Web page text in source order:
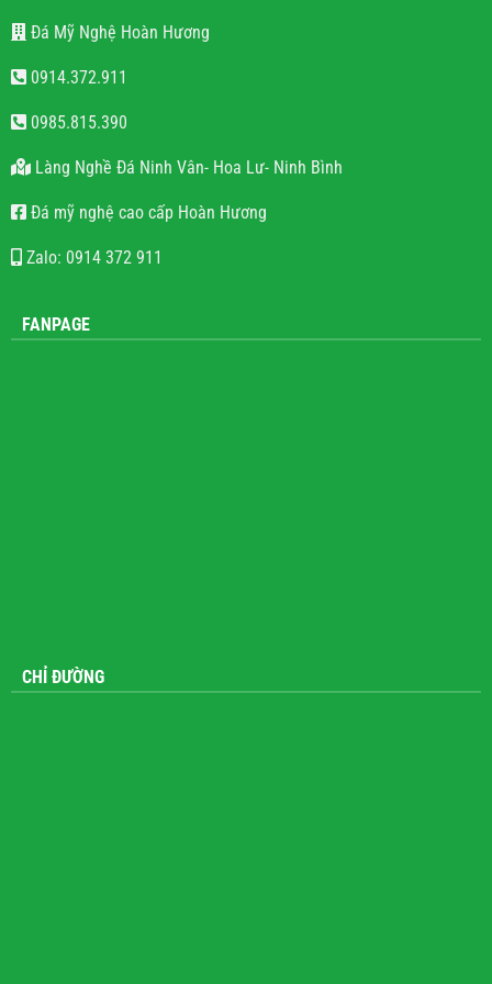
Đá Mỹ Nghệ Hoàn Hương
0914.372.911
0985.815.390
Làng Nghề Đá Ninh Vân- Hoa Lư- Ninh Bình
Đá mỹ nghệ cao cấp Hoàn Hương
Zalo: 0914 372 911
FANPAGE
CHỈ ĐƯỜNG